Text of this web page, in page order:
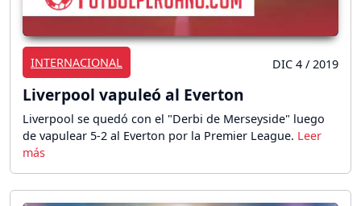
INTERNACIONAL DIC 4 / 2019
Liverpool vapuleó al Everton
Liverpool se quedó con el "Derbi de Merseyside" luego
de vapulear 5-2 al Everton por la Premier League.